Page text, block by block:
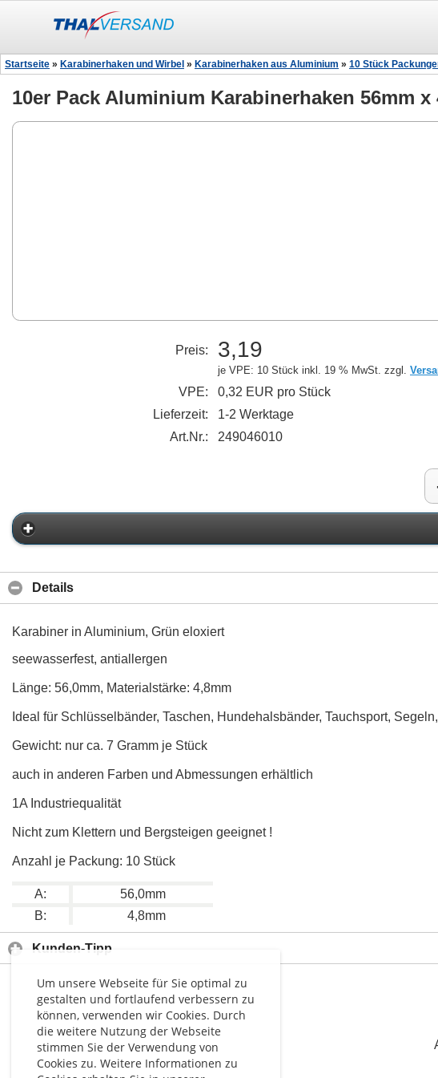
Um unsere Webseite für Sie optimal zu
gestalten und fortlaufend verbessern zu
können, verwenden wir Cookies. Durch
die weitere Nutzung der Webseite
stimmen Sie der Verwendung von
Cookies zu. Weitere Informationen zu
Startseite » Karabinerhaken und Wirbel » Karabinerhaken aus Aluminium » 10 Stück
10er Pack Aluminium Karabinerhaken 56mm
Preis: 3,19
je VPE: 10 Stück inkl. 19 % MwSt. zzgl.
VPE:
0,32 EUR pro Stück
Lieferzeit:
1-2 Werktage
Art.Nr.:
249046010
Details
Karabiner in Aluminium, Grün eloxiert
seewasserfest, antiallergen
Länge: 56,0mm, Materialstärke: 4,8mm
Ideal für Schlüsselbänder, Taschen, Hundehalsbänder, Tauchsport,
Gewicht: nur ca. 7 Gramm je Stück
auch in anderen Farben und Abmessungen erhältlich
1A Industriequalität
Nicht zum Klettern und Bergsteigen geeignet !
Anzahl je Packung: 10 Stück
A:
56,0mm
B:
4,8mm
Kunden-Tipp